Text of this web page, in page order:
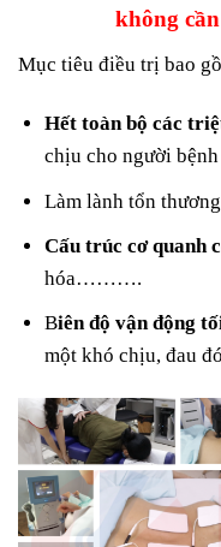
không
Mục tiêu điều trị bao
Hết toàn bộ các
chịu cho người bệnh
Làm lành tổn
Cấu trúc cơ quanh
hóa……….
Biên độ vận động
một khó chịu, đau